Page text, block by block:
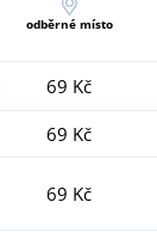
odběrné místo
69 Kč
69 Kč
69 Kč